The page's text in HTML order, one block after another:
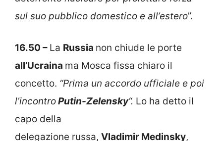
sul suo pubblico domestico e all’estero”.
16.50 – La Russia non chiude le porte
all’Ucraina ma Mosca fissa chiaro il
concetto. “Prima un accordo ufficiale e poi
l’incontroPutin-Zelensky“. Lo ha detto il
capo della
delegazione russa, Vladimir Medinsky,